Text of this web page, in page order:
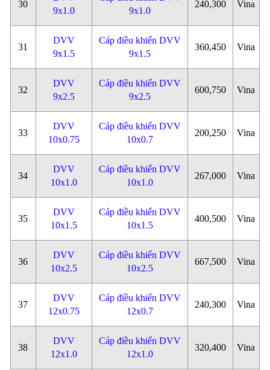
30
9x1.0
9x1.0
240,300 Vina
31
DVV
9x1.5
Cáp điều khiển DVV
9x1.5
360,450 Vina
32
DVV
9x2.5
Cáp điều khiển DVV
9x2.5
600,750 Vina
33
DVV
10x0.75
Cáp điều khiển DVV
10x0.7
200,250 Vina
34
DVV
10x1.0
Cáp điều khiển DVV
10x1.0
267,000 Vina
35
DVV
10x1.5
Cáp điều khiển DVV
10x1.5
400,500 Vina
36
DVV
10x2.5
Cáp điều khiển DVV
10x2.5
667,500 Vina
37
DVV
12x0.75
Cáp điều khiển DVV
12x0.7
240,300 Vina
38
DVV
12x1.0
Cáp điều khiển DVV
12x1.0
320,400 Vina